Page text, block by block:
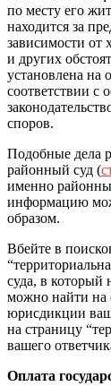
по месту его
находится за
зависимости от
и других
установлена на
соответствии с
споров.
Подобные дела
районный суд (
именно
информацию
образом.
Вбейте в
суда, в
можно найти на
юрисдикции
на страницу
вашего
Оплата